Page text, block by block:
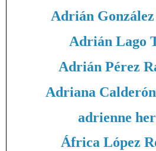
Adrián González
Adrián Lago
Adrián Pérez
Adriana Calderón
adrienne
África López